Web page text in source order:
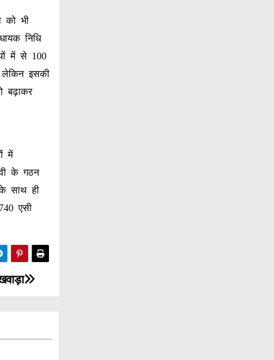
को भी
निधि
में से 100
लेकिन इसकी
बढ़ाकर
में
के गठन
के साथ ही
एसी